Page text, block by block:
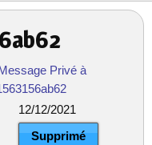
Privé à
12/12/2021
Supprimé